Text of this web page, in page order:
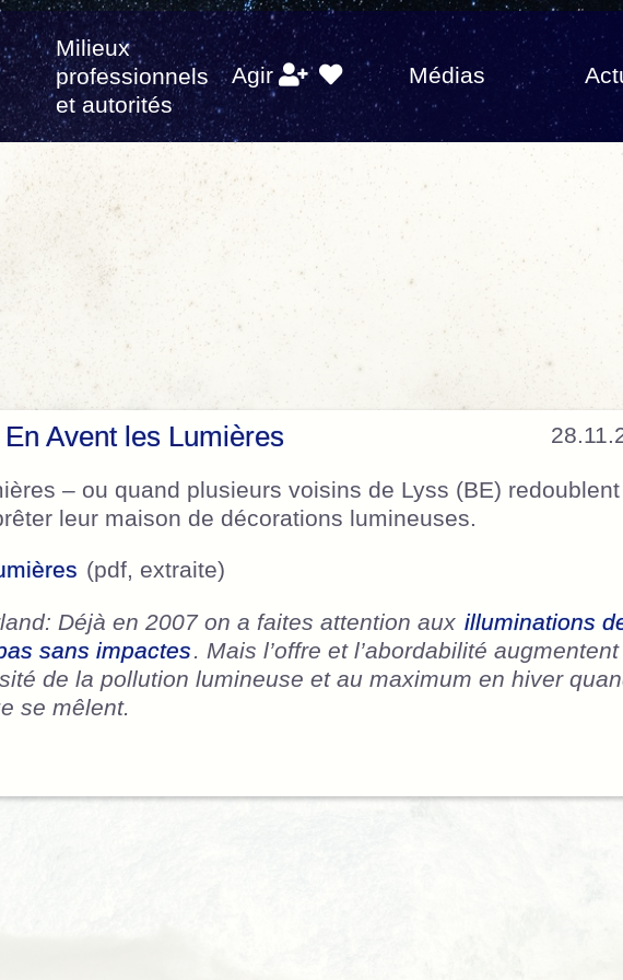
Milieux
professionnels
et autorités
Agir Médias
Avent les Lumières
– ou quand plusieurs voisins de Lyss (BE) redoublent
leur maison de décorations lumineuses.
(pdf, extraite)
Déjà en 2007 on a faites attention aux illuminations
sans impactes. Mais l’offre et l’abordabilité
de la pollution lumineuse et au maximum en hiver
se mêlent.